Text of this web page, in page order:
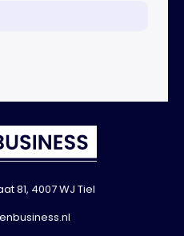
81, 4007 WJ Tiel